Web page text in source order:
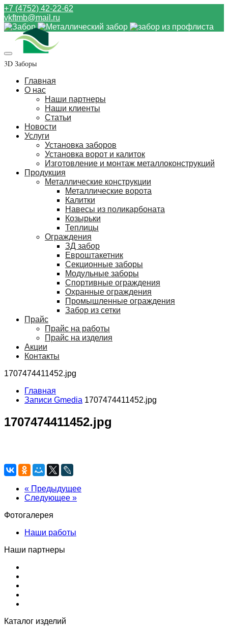
+7 (4752) 42-22-62
vkftmb@mail.ru
3D Заборы
Главная
О нас
Наши партнеры
Наши клиенты
Статьи
Новости
Услуги
Установка заборов
Установка ворот и калиток
Изготовление и монтаж металлоконструкций
Продукция
Металлические конструкции
Металлические ворота
Калитки
Навесы из поликарбоната
Козырьки
Теплицы
Ограждения
ЗД забор
Евроштакетник
Секционные заборы
Модульные заборы
Спортивные ограждения
Охранные ограждения
Промышленные ограждения
Забор из сетки
Прайс
Прайс на работы
Прайс на изделия
Акции
Контакты
1707474411452.jpg
Главная
Записи Gmedia 1707474411452.jpg
1707474411452.jpg
« Предыдущее
Следующее »
Фотогалерея
Наши работы
Наши партнеры
Каталог изделий